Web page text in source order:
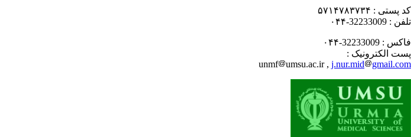
کد پستی : ۵۷۱۴۷۸۳۷۳۴
تلفن : 32233009-۰۴۴
فاکس : 32233009-۰۴۴
پست الکترونیک :
unmf
umsu.ac.ir , j.nur.mid gmail.com